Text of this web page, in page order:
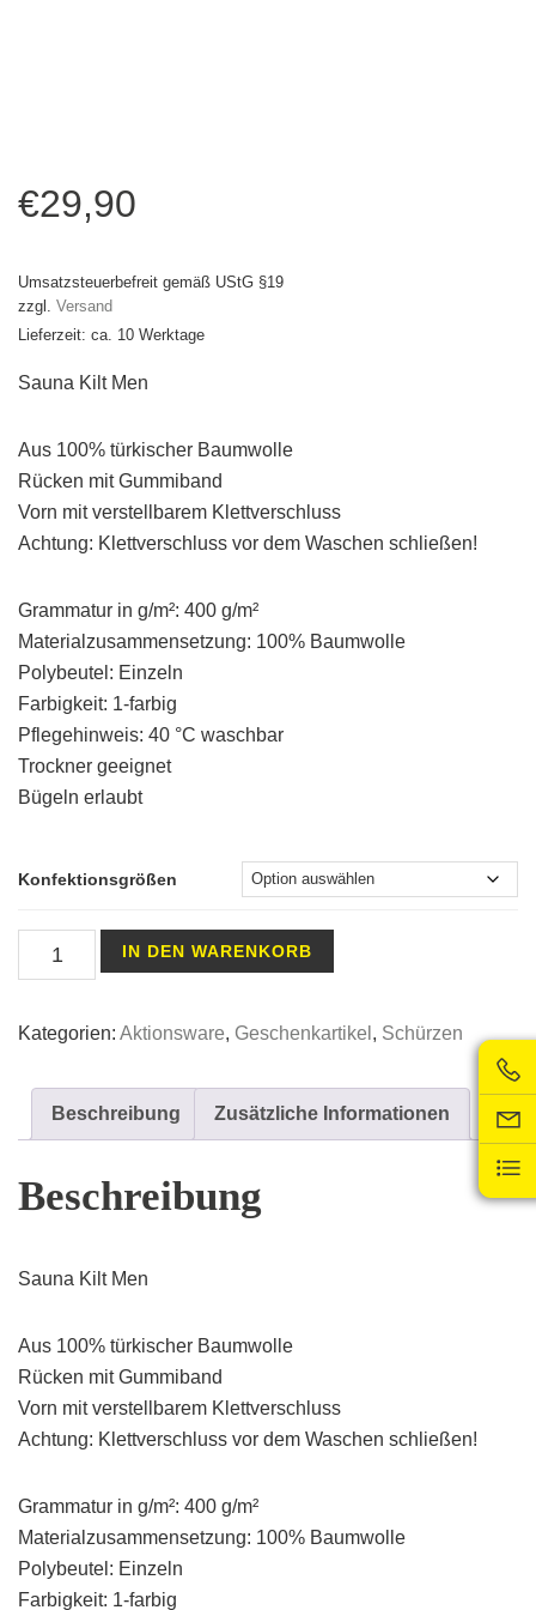
€29,90
Umsatzsteuerbefreit gemäß UStG §19
zzgl. Versand
Lieferzeit: ca. 10 Werktage
Sauna Kilt Men
Aus 100% türkischer Baumwolle
Rücken mit Gummiband
Vorn mit verstellbarem Klettverschluss
Achtung: Klettverschluss vor dem Waschen schließen!
Grammatur in g/m²: 400 g/m²
Materialzusammensetzung: 100% Baumwolle
Polybeutel: Einzeln
Farbigkeit: 1-farbig
Pflegehinweis: 40 °C waschbar
Trockner geeignet
Bügeln erlaubt
Konfektionsgrößen
Sauna
Kilt
Anthrazit
IN DEN WARENKORB
Kategorien: Aktionsware, Geschenkartikel , Schürzen
Beschreibung Zusätzliche Informationen
Beschreibung
Sauna Kilt Men
Aus 100% türkischer Baumwolle
Rücken mit Gummiband
Vorn mit verstellbarem Klettverschluss
Achtung: Klettverschluss vor dem Waschen schließen!
Grammatur in g/m²: 400 g/m²
Materialzusammensetzung: 100% Baumwolle
Polybeutel: Einzeln
Farbigkeit: 1-farbig